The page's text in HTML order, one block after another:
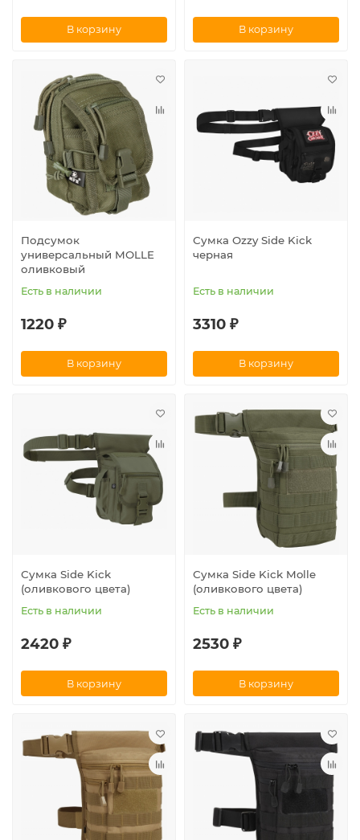
В корзину В корзину
Подсумок
универсальный MOLLE
оливковый
Есть в наличии
1220 ₽
В корзину
Сумка Ozzy Side Kick
черная
Есть в наличии
3310 ₽
В корзину
Сумка Side Kick
(оливкового цвета)
Есть в наличии
2420 ₽
В корзину
Сумка Side Kick Molle
(оливкового цвета)
Есть в наличии
2530 ₽
В корзину